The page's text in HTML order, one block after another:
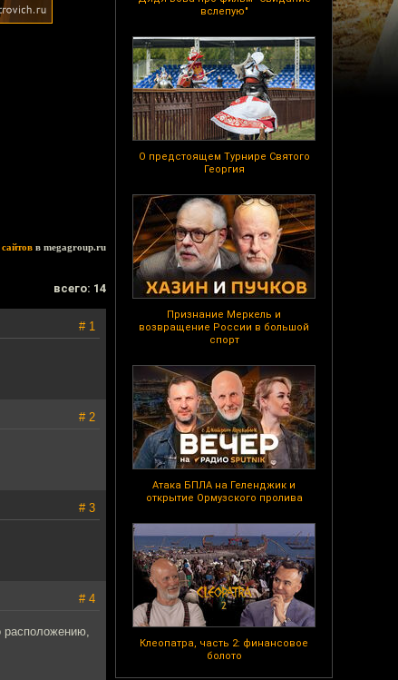
вслепую"
О предстоящем Турнире Святого
Георгия
Признание Меркель и
возвращение России в большой
спорт
Атака БПЛА на Геленджик и
открытие Ормузского пролива
Клеопатра, часть 2: финансовое
болото
сайтов в megagroup.ru
всего: 14
# 1
# 2
# 3
# 4
расположению,